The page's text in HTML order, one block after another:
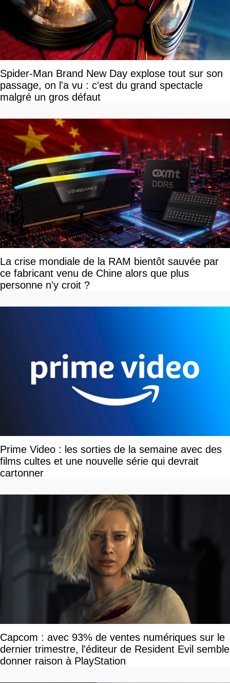
Spider-Man Brand New Day explose tout sur son
passage, on l'a vu : c'est du grand spectacle
malgré un gros défaut
La crise mondiale de la RAM bientôt sauvée par
ce fabricant venu de Chine alors que plus
personne n'y croit ?
Prime Video : les sorties de la semaine avec des
films cultes et une nouvelle série qui devrait
cartonner
Capcom : avec 93% de ventes numériques sur le
dernier trimestre, l'éditeur de Resident Evil semble
donner raison à PlayStation